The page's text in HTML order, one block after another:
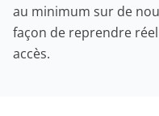
au minimum sur de
façon de reprendre
accès.